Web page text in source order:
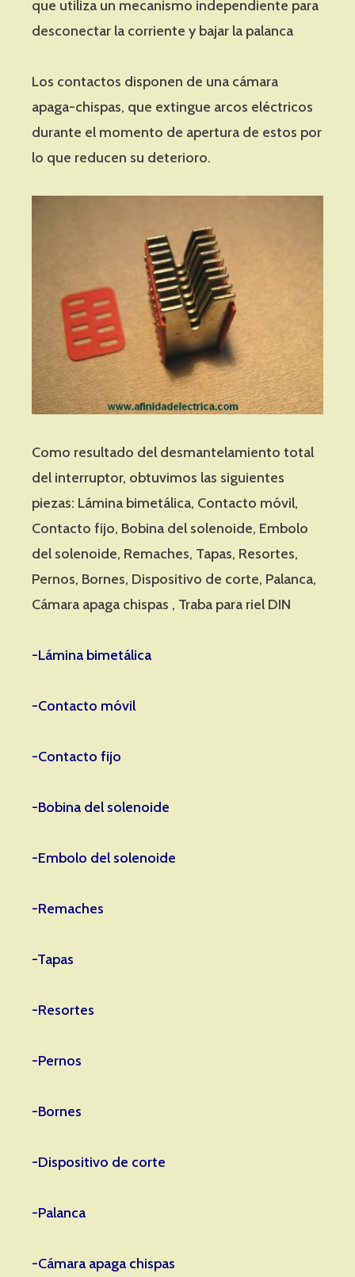
que utiliza un mecanismo independiente para
desconectar la corriente y bajar la palanca
Los contactos disponen de una cámara
apaga-chispas, que extingue arcos eléctricos
durante el momento de apertura de estos por
lo que reducen su deterioro.
Como resultado del desmantelamiento total
del interruptor, obtuvimos las siguientes
piezas: Lámina bimetálica, Contacto móvil,
Contacto fijo, Bobina del solenoide, Embolo
del solenoide, Remaches, Tapas, Resortes,
Pernos, Bornes, Dispositivo de corte, Palanca,
Cámara apaga chispas , Traba para riel DIN
-Lámina bimetálica
-Contacto móvil
-Contacto fijo
-Bobina del solenoide
-Embolo del solenoide
-Remaches
-Tapas
-Resortes
-Pernos
-Bornes
-Dispositivo de corte
-Palanca
-Cámara apaga chispas